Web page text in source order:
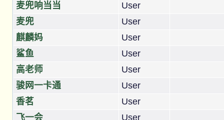
麦兜响当当
User
麦兜
User
麒麟妈
User
鲨鱼
User
高老师
User
骏网一卡通
User
香茗
User
飞一会
User